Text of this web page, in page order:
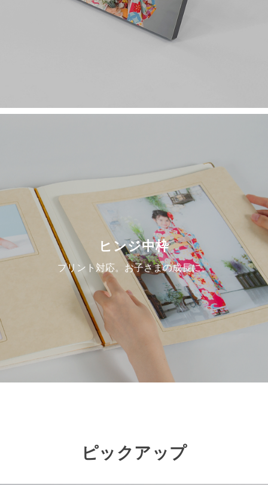
ヒンジ中枠
プリント対応。お子さまの成長に。
ピックアップ